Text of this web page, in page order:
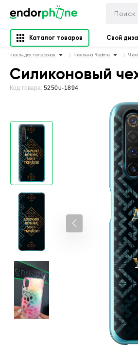
Каталог товаров Свой
Чехлы для телефонов Чехлы на Realme
Силиконовый
Код товара: 5250u-1894